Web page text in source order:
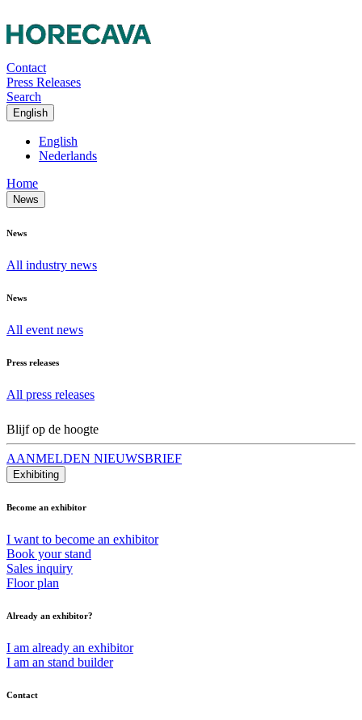
Contact
Press Releases
Search
English
English
Nederlands
Home
News
News
All industry news
News
All event news
Press releases
All press releases
Blijf op de hoogte
AANMELDEN NIEUWSBRIEF
Exhibiting
Become an exhibitor
I want to become an exhibitor
Book your stand
Sales inquiry
Floor plan
Already an exhibitor?
I am already an exhibitor
I am an stand builder
Contact